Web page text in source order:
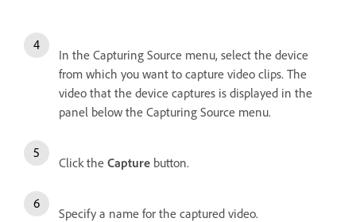
In the Capturing Source menu, select the device
from which you want to capture video clips. The
video that the device captures is displayed in the
panel below the Capturing Source menu.
Click the Capture button.
Specify a name for the captured video.